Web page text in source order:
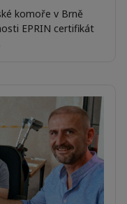
komoře v Brně
EPRIN certifikát